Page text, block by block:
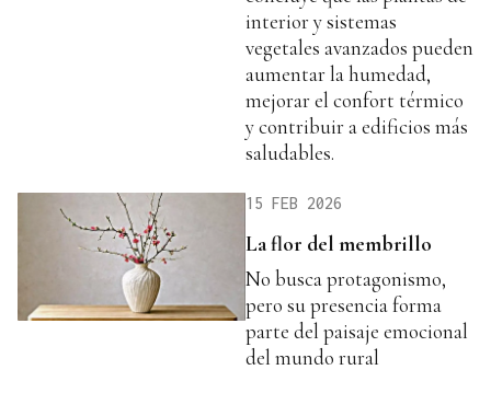
interior y sistemas
vegetales avanzados pueden
aumentar la humedad,
mejorar el confort térmico
y contribuir a edificios más
saludables.
15 FEB 2026
La flor del membrillo
No busca protagonismo,
pero su presencia forma
parte del paisaje emocional
del mundo rural